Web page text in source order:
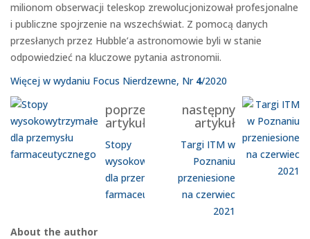
milionom obserwacji teleskop zrewolucjonizował profesjonalne
i publiczne spojrzenie na wszechświat. Z pomocą danych
przesłanych przez Hubble’a astronomowie byli w stanie
odpowiedzieć na kluczowe pytania astronomii.
Więcej w wydaniu Focus Nierdzewne, Nr 4/2020
poprzedni
artykuł
Stopy
wysokowytrzymałe
dla przemysłu
farmaceutycznego
następny
artykuł
Targi ITM w
Poznaniu
przeniesione
na czerwiec
2021
About the author